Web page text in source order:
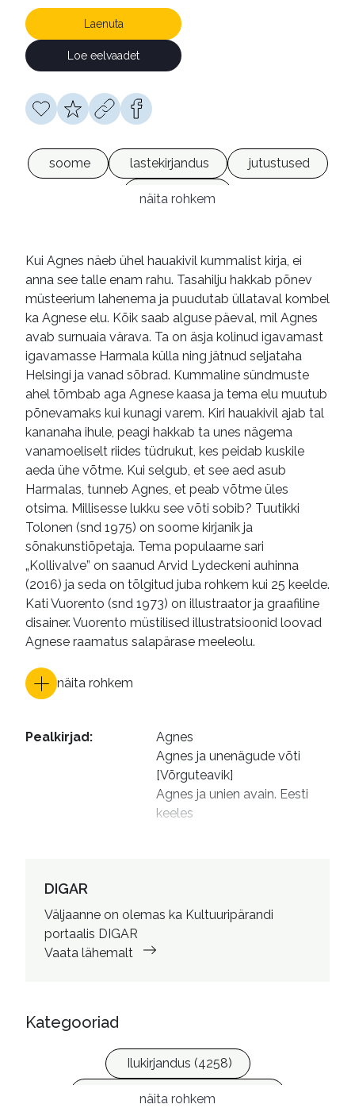
Laenuta
Loe eelvaadet
soome lastekirjandus
jutustused
e-raamatud
näita rohkem
Kui Agnes näeb ühel hauakivil kummalist kirja, ei
anna see talle enam rahu. Tasahilju hakkab põnev
müsteerium lahenema ja puudutab üllataval kombel
ka Agnese elu. Kõik saab alguse päeval, mil Agnes
avab surnuaia värava. Ta on äsja kolinud igavamast
igavamasse Harmala külla ning jätnud seljataha
Helsingi ja vanad sõbrad. Kummaline sündmuste
ahel tõmbab aga Agnese kaasa ja tema elu muutub
põnevamaks kui kunagi varem. Kiri hauakivil ajab tal
kananaha ihule, peagi hakkab ta unes nägema
vanamoeliselt riides tüdrukut, kes peidab kuskile
aeda ühe võtme. Kui selgub, et see aed asub
Harmalas, tunneb Agnes, et peab võtme üles
otsima. Millisesse lukku see võti sobib? Tuutikki
Tolonen (snd 1975) on soome kirjanik ja
sõnakunstiõpetaja. Tema populaarne sari
„Kollivalve” on saanud Arvid Lydeckeni auhinna
(2016) ja seda on tõlgitud juba rohkem kui 25 keelde.
Kati Vuorento (snd 1973) on illustraator ja graafiline
disainer. Vuorento müstilised illustratsioonid loovad
Agnese raamatus salapärase meeleolu.
näita rohkem
Pealkirjad:
Agnes
Agnes ja unenägude võti
[Võrguteavik]
Agnes ja unien avain. Eesti
keeles
Teesalu, Milvi, 1935-
DIGAR
Väljaanne on olemas ka Kultuuripärandi
portaalis DIGAR
Vaata lähemalt
Kategooriad
Ilukirjandus (4258)
Laste- ja noortekirjandus (581)
näita rohkem